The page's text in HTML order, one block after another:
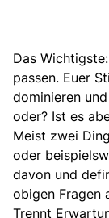
Das
passen. Euer
dominieren
oder? Ist es
Meist zwei
oder
davon und
obigen Fragen
Trennt